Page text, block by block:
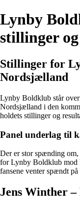
Lynby
stillinger
Stillinger for
Nordsjælland
Lynby Boldklub står
Nordsjælland i den
holdets stillinger og
Panel underlag til
Der er stor spænding
for Lynby Boldklub mod
fansene venter spændt
Jens Winther